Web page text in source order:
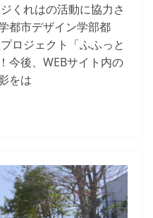
くれはの活動に協力さ
都市デザイン学部都
ロジェクト「ふふっと
今後、WEBサイト内の
をは